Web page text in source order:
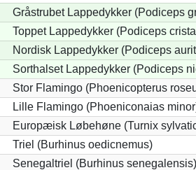
Gråstrubet Lappedykker (Podiceps
Toppet Lappedykker (Podiceps
Nordisk Lappedykker (Podiceps
Sorthalset Lappedykker (Podiceps
Stor Flamingo (Phoenicopterus
Lille Flamingo (Phoeniconaias
Europæisk Løbehøne (Turnix
Triel (Burhinus oedicnemus)
Senegaltriel (Burhinus senegalensis)